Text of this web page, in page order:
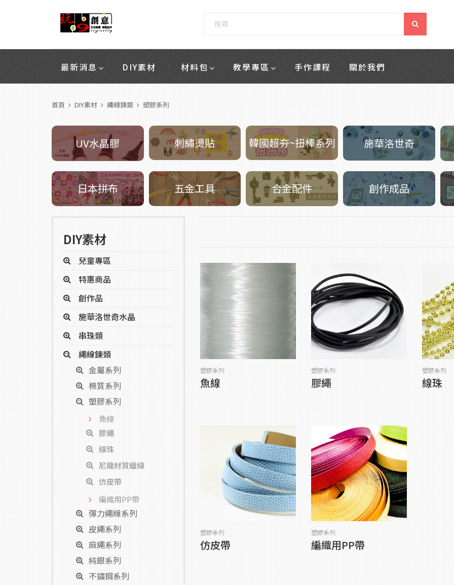
最新消息 DIY素材 材料包 教學專區 手作課程 關於我們
首頁 DIY素材 繩線鍊類 塑膠系列
UV水晶膠 刺繡燙貼 韓國超夯~扭棒系列 施華洛世奇
日本拼布 五金工具 合金配件 創作成品
塑膠系列
魚線
塑膠系列
膠繩
塑膠系列
線珠
塑膠系列
仿皮帶
塑膠系列
編織用PP帶
DIY素材
兒童專區
特惠商品
創作品
施華洛世奇水晶
串珠類
繩線鍊類
金屬系列
棉質系列
塑膠系列
魚線
膠繩
線珠
尼龍材質蠟線
仿皮帶
編織用PP帶
彈力繩線系列
皮繩系列
麻繩系列
純銀系列
不鏽鋼系列